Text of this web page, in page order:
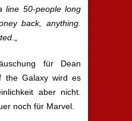
line 50-people long
back, anything.
für Dean
the Galaxy wird es
aber nicht.
noch für Marvel.